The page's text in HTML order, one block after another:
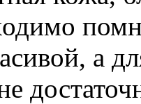
а